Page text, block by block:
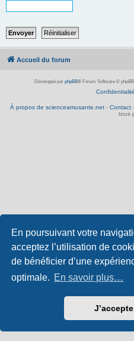
En poursuivant votre
acceptez l’utilisation de
de bénéficier d’une
optimale. En savoir plus…
J’accepte
Accueil du forum
Développé par phpBB® Forum Software ©
Confidentialité
À propos de scienceamusante.net - Contact
tous